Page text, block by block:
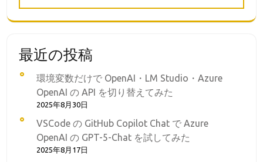
シ
ョ
ン
最近の投稿
環境変数だけで OpenAI・LM Studio・Azure
OpenAI の API を切り替えてみた
2025年8月30日
VSCode の GitHub Copilot Chat で Azure
OpenAI の GPT-5-Chat を試してみた
2025年8月17日